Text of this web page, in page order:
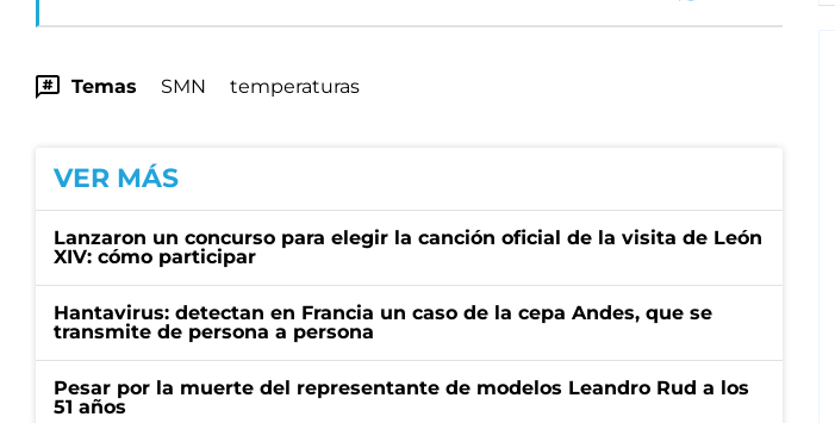
Temas SMN temperaturas
VER MÁS
Lanzaron un concurso para elegir la canción oficial de la visita de León
XIV: cómo participar
Hantavirus: detectan en Francia un caso de la cepa Andes, que se
transmite de persona a persona
Pesar por la muerte del representante de modelos Leandro Rud a los
51 años